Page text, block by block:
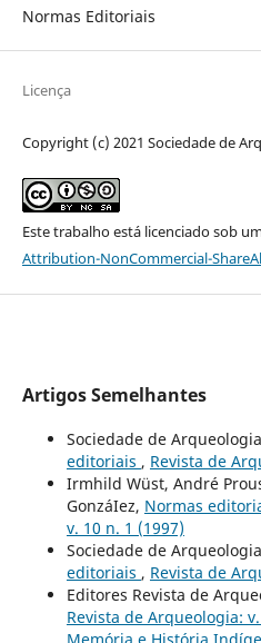
Normas Editoriais
Licença
Copyright (c) 2021 Sociedade de
Este trabalho está licenciado sob
Attribution-NonCommercial-
Artigos Semelhantes
Sociedade de
editoriais , Revista de
Irmhild Wüst, André
GonzáIez, Normas
v. 10 n. 1 (1997)
Sociedade de
editoriais , Revista de
Editores Revista de
Revista de Arqueologia: